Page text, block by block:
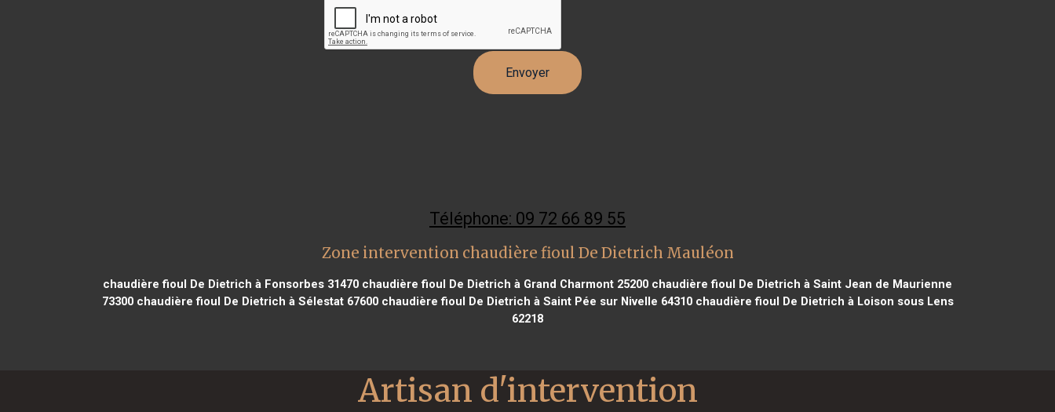
Téléphone: 09 72 66 89 55
Zone intervention chaudière fioul De Dietrich Mauléon
chaudière fioul De Dietrich à Fonsorbes 31470 chaudière fioul De Dietrich à Grand Charmont 25200 chaudière fioul De Dietrich à Saint Jean de Maurienne
73300chaudière fioul De Dietrich à Sélestat 67600chaudière fioul De Dietrich à Saint Pée sur Nivelle 64310chaudière fioul De Dietrich à Loison sous Lens
62218
Artisan d'intervention